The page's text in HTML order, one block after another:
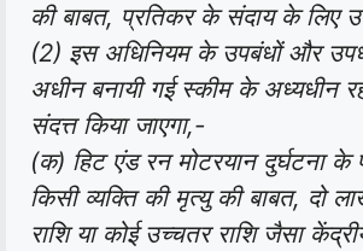
की बाबत, प्रतिकर के संदाय के लिए
(2) इस अधिनियम के उपबंधों और
अधीन बनायी गई स्कीम के अध्यधीन
संदत्त किया जाएगा,-
(क) हिट एंड रन मोटरयान दुर्घटना के
किसी व्यक्ति की मृत्यु की बाबत, दो
राशि या कोई उच्चतर राशि जैसा